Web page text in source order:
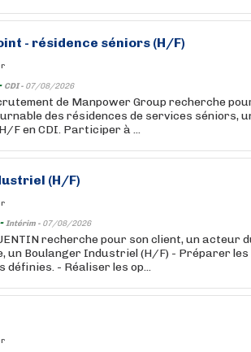
- résidence séniors (H/F)
CDI - 07/08/2026
de Manpower Group recherche
des résidences de services séniors,
F en CDI. Participer à ...
(H/F)
Intérim - 07/08/2026
recherche pour son client, un acteur
un Boulanger Industriel (H/F) - Préparer
définies. - Réaliser les op...